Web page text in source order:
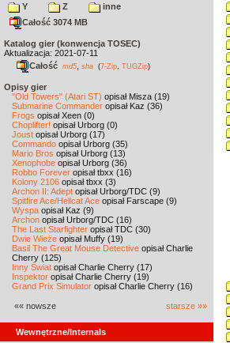
Y
Z
inne
Całość 3074 MB
Katalog gier (konwencja TOSEC)
Aktualizacja: 2021-07-11
Całość md5 sha (7-Zip TUGZip)
Opisy gier
"Old Towers" (Atari ST) opisał Misza (19)
Submarine Commander opisał Kaz (36)
Frogs opisał Xeen (0)
Choplifter! opisał Urborg (0)
Joust opisał Urborg (17)
Commando opisał Urborg (35)
Mario Bros opisał Urborg (13)
Xenophobe opisał Urborg (36)
Robbo Forever opisał tbxx (16)
Kolony 2106 opisał tbxx (3)
Archon II: Adept opisał Urborg/TDC (9)
Spitfire Ace/Hellcat Ace opisał Farscape (9)
Wyspa opisał Kaz (9)
Archon opisał Urborg/TDC (16)
The Last Starfighter opisał TDC (30)
Dwie Wieże opisał Muffy (19)
Basil The Great Mouse Detective opisał Charlie
Cherry (125)
Inny Świat opisał Charlie Cherry (17)
Inspektor opisał Charlie Cherry (19)
Grand Prix Simulator opisał Charlie Cherry (16)
«« nowsze starsze »»
Wewnętrzne/Internals